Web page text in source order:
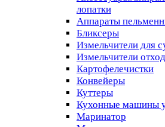
лопатки
Аппараты
Бликсеры
Измельчители для
Измельчители
Картофелечистки
Конвейеры
Куттеры
Кухонные машины
Маринатор